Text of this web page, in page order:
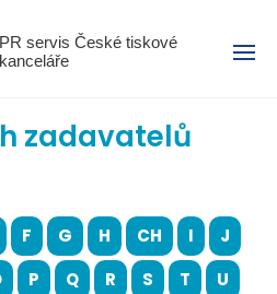
PR servis České tiskové
kanceláře
Menu
zadavatelů
F G H CH I
J
P Q R S T
U